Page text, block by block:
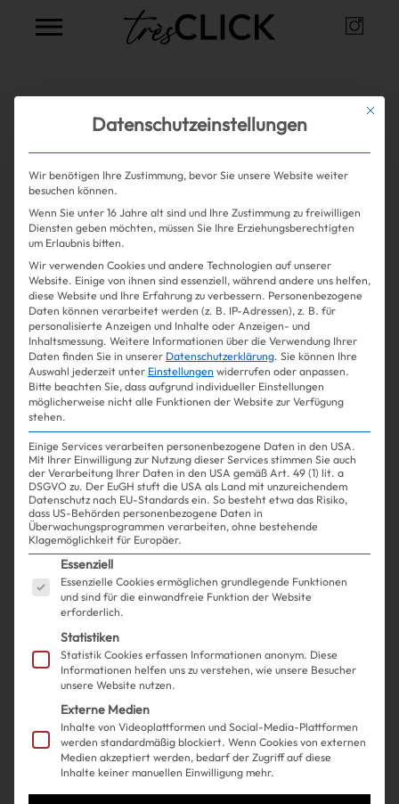
Shopping
Gossip
Experience
Win Win
Alle Artikel zum Thema
Sunscreen
Shopping Beauty| 29.04.2025
Was ich beim Kauf von
Sonnenschutz immer falsch
gemacht habe
Mehr lesen
Mit
Datenschutzeinstellungen
Wir benötigen Ihre Zustimmung, bevor Sie unsere Website weiter
besuchen können.
Wenn Sie unter 16 Jahre alt sind und Ihre Zustimmung zu freiwilligen
Diensten geben möchten, müssen Sie Ihre Erziehungsberechtigten
um Erlaubnis bitten.
Wir verwenden Cookies und andere Technologien auf unserer
Website. Einige von ihnen sind essenziell, während andere uns helfen,
diese Website und Ihre Erfahrung zu verbessern. Personenbezogene
Daten können verarbeitet werden (z. B. IP-Adressen), z. B. für
personalisierte Anzeigen und Inhalte oder Anzeigen- und
Inhaltsmessung. Weitere Informationen über die Verwendung Ihrer
Daten finden Sie in unserer Datenschutzerklärung. Sie können Ihre
Auswahl jederzeit unter Einstellungen widerrufen oder anpassen.
Bitte beachten Sie, dass aufgrund individueller Einstellungen
möglicherweise nicht alle Funktionen der Website zur Verfügung
stehen.
Einige Services verarbeiten personenbezogene Daten in den USA.
Mit Ihrer Einwilligung zur Nutzung dieser Services stimmen Sie auch
der Verarbeitung Ihrer Daten in den USA gemäß Art. 49 (1) lit. a
DSGVO zu. Der EuGH stuft die USA als Land mit unzureichendem
Datenschutz nach EU-Standards ein. So besteht etwa das Risiko,
dass US-Behörden personenbezogene Daten in
Überwachungsprogrammen verarbeiten, ohne bestehende
Klagemöglichkeit für Europäer.
Es folgt eine Liste der Service-Gruppen, für die
Essenziell
Essenzielle Cookies ermöglichen grundlegende Funktionen
und sind für die einwandfreie Funktion der Website
erforderlich.
Statistiken
Statistik Cookies erfassen Informationen anonym. Diese
Informationen helfen uns zu verstehen, wie unsere Besucher
unsere Website nutzen.
Externe Medien
Inhalte von Videoplattformen und Social-Media-Plattformen
werden standardmäßig blockiert. Wenn Cookies von externen
Medien akzeptiert werden, bedarf der Zugriff auf diese
Inhalte keiner manuellen Einwilligung mehr.